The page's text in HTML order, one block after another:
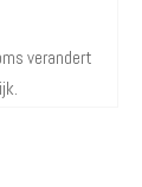
verandert